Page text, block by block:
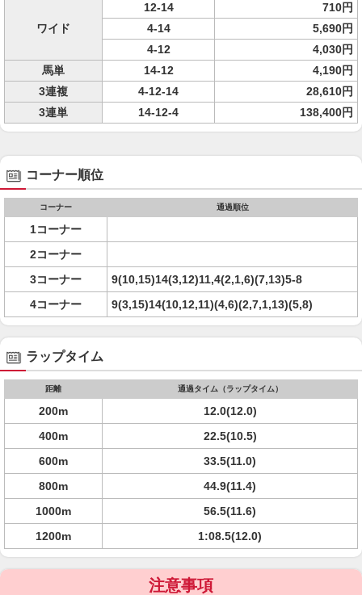
ワイド
12-14
710円
4-14
5,690円
4-12
4,030円
馬単
14-12
4,190円
3連複
4-12-14
28,610円
3連単
14-12-4 138,400円
コーナー順位
コーナー 通過順位
1コーナー
2コーナー
3コーナー
9(10,15)14(3,12)11,4(2,1,6)(7,13)5-8
4コーナー
9(3,15)14(10,12,11)(4,6)(2,7,1,13)(5,8)
ラップタイム
距離 通過タイム（ラップタイム）
200m
12.0(12.0)
400m
22.5(10.5)
600m
33.5(11.0)
800m
44.9(11.4)
1000m
56.5(11.6)
1200m
1:08.5(12.0)
注意事項